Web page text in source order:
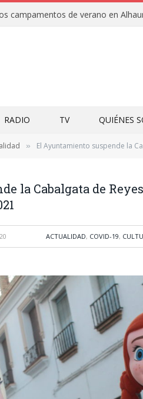
RADIO TV QUIÉNES
» El Ayuntamiento suspende la
la Cabalgata de
ACTUALIDAD, COVID-19,